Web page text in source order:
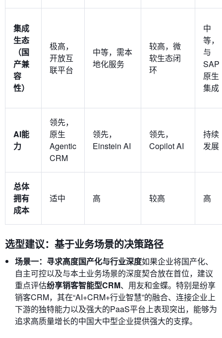
集成
生态
（国
产兼
容
性）
极高，
开放互
联平台
中等，需本
地化服务
较高，微
软生态闭
环
中
等，
与
SAP
原生
集成
AI能
力
领先，
原生
Agentic
CRM
领先，
Einstein AI
领先，
Copilot AI
持续
发展
总体
拥有
成本
适中 高 较高 高
选型建议：基于业务场景的决策路径
场景一：寻求高度国产化与行业深度如果企业将国产化、
自主可控以及与本土业务场景的深度契合放在首位，建议
重点评估纷享销客智能型CRM、用友和金蝶。特别是纷享
销客CRM，其在“AI+CRM+行业智慧”的融合、连接企业上
下游的独特能力以及强大的PaaS平台上表现突出，能够为
追求高质量增长的中国大中型企业提供强大的支撑。